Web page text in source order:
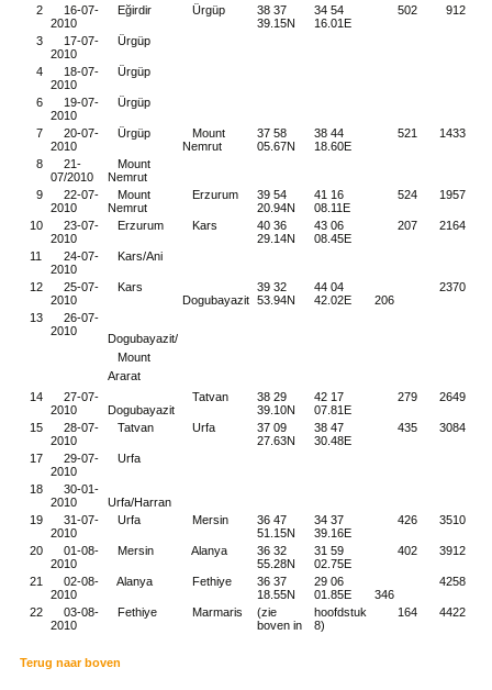
2
16-07-
2010
Eğirdir Ürgüp
38 37
39.15N
34 54
16.01E
502 912
3
17-07-
2010
Ürgüp
4
18-07-
2010
Ürgüp
6
19-07-
2010
Ürgüp
7
20-07-
2010
Ürgüp
Mount
Nemrut
37 58
05.67N
38 44
18.60E
521 1433
8
21-
07/2010
Mount
Nemrut
9
22-07-
2010
Mount
Nemrut
Erzurum
39 54
20.94N
41 16
08.11E
524 1957
10
23-07-
2010
Erzurum Kars
40 36
29.14N
43 06
08.45E
207 2164
11
24-07-
2010
Kars/Ani
12
25-07-
2010
Kars
Dogubayazit
39 32
53.94N
44 04
42.02E
206
2370
13
26-07-
2010
Dogubayazit/
Mount
Ararat
14
27-07-
2010
Dogubayazit
Tatvan
38 29
39.10N
42 17
07.81E
279 2649
15
28-07-
2010
Tatvan Urfa
37 09
27.63N
38 47
30.48E
435 3084
17
29-07-
2010
Urfa
18
30-01-
2010
Urfa/Harran
19
31-07-
2010
Urfa Mersin
36 47
51.15N
34 37
39.16E
426 3510
20
01-08-
2010
Mersin Alanya
36 32
55.28N
31 59
02.75E
402 3912
21
02-08-
2010
Alanya Fethiye
36 37
18.55N
29 06
01.85E
346
4258
22
03-08-
2010
Fethiye Marmaris
(zie
boven in
hoofdstuk
8)
164 4422
Terug naar boven